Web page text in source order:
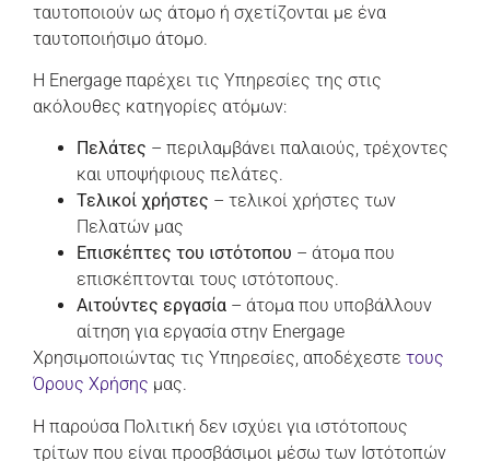
ταυτοποιούν ως άτομο ή σχετίζονται με ένα
ταυτοποιήσιμο άτομο.
Η Energage παρέχει τις Υπηρεσίες της στις
ακόλουθες κατηγορίες ατόμων:
Πελάτες – περιλαμβάνει παλαιούς, τρέχοντες
και υποψήφιους πελάτες.
Τελικοί χρήστες – τελικοί χρήστες των
Πελατών μας
Επισκέπτες του ιστότοπου – άτομα που
επισκέπτονται τους ιστότοπους.
Αιτούντες εργασία – άτομα που υποβάλλουν
αίτηση για εργασία στην Energage
Χρησιμοποιώντας τις Υπηρεσίες, αποδέχεστε τους
Όρους Χρήσης μας.
Η παρούσα Πολιτική δεν ισχύει για ιστότοπους
τρίτων που είναι προσβάσιμοι μέσω των Ιστότοπών